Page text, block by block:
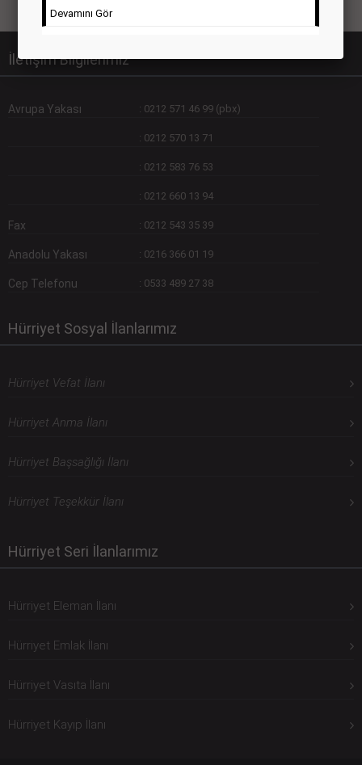
İletişim Bilgilerimiz
Avrupa Yakası : 0212 571 46 99 (pbx)
: 0212 570 13 71
: 0212 583 76 53
: 0212 660 13 94
Fax : 0212 543 35 39
Anadolu Yakası : 0216 366 01 19
Cep Telefonu : 0533 489 27 38
Hürriyet Sosyal İlanlarımız
Hürriyet Vefat İlanı
Hürriyet Anma İlanı
Hürriyet Başsağlığı İlanı
Hürriyet Teşekkür İlanı
Hürriyet Seri İlanlarımız
Hürriyet Eleman İlanı
Hürriyet Emlak İlanı
Hürriyet Vasıta İlanı
Hürriyet Kayıp İlanı
Devamını Gör